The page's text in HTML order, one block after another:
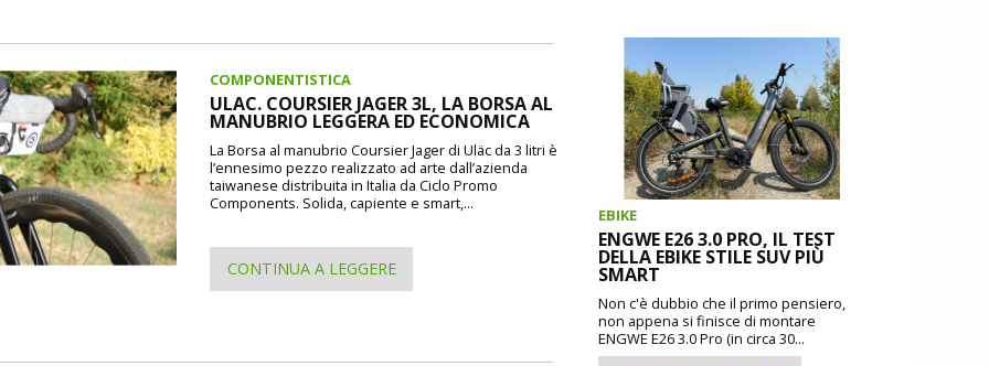
COMPONENTISTICA
ULAC. COURSIER JAGER 3L, LA BORSA AL
MANUBRIO LEGGERA ED ECONOMICA
La Borsa al manubrio Coursier Jager di Uläc da 3 litri è
l’ennesimo pezzo realizzato ad arte dall’azienda
taiwanese distribuita in Italia da Ciclo Promo
Components. Solida, capiente e smart,...
CONTINUA A LEGGERE
EBIKE
ENGWE E26 3.0 PRO, IL TEST
DELLA EBIKE STILE SUV PIÙ
SMART
Non c'è dubbio che il primo pensiero,
non appena si finisce di montare
ENGWE E26 3.0 Pro (in circa 30...